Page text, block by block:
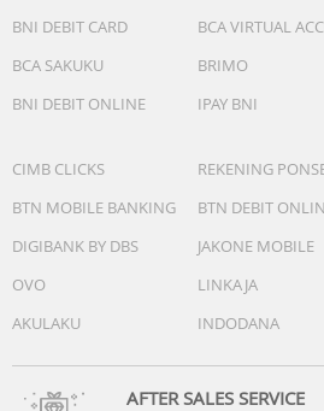
BNI DEBIT CARD
BCA VIRTUAL
BCA SAKUKU
BRIMO
BNI DEBIT ONLINE
IPAY BNI
CIMB CLICKS
REKENING
BTN MOBILE BANKING
BTN DEBIT
DIGIBANK BY DBS
JAKONE MOBILE
OVO
LINKAJA
AKULAKU
INDODANA
AFTER SALES SERVICE